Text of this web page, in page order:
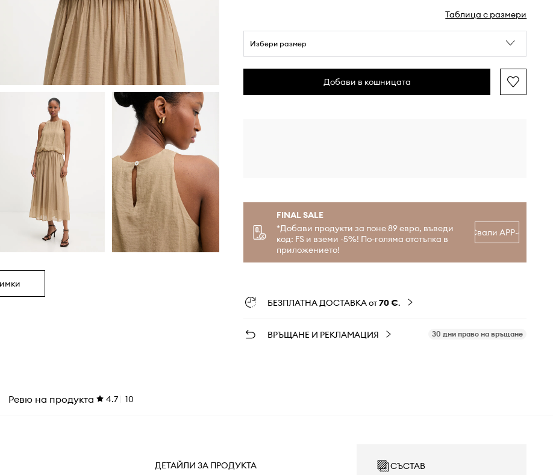
Таблица с размери
Избери размер
Добави в кошницата
FINAL SALE
*Добави продукти за поне 89 евро, въведи
код: FS и вземи -5%! По-голяма отстъпка в
приложението!
Свали APP-а
БЕЗПЛАТНА ДОСТАВКА от70 €.
ВРЪЩАНЕ И РЕКЛАМАЦИЯ 30 дни право на връщане
Ревю на продукта 4.7 10
ДЕТАЙЛИ ЗА ПРОДУКТА СЪСТАВ